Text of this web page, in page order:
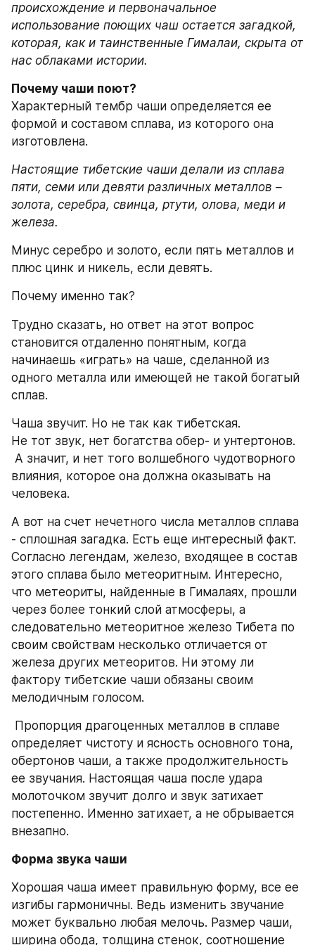
происхождение и первоначальное
использование поющих чаш остается загадкой,
которая, как и таинственные Гималаи, скрыта от
нас облаками истории.
Почему чаши поют?
Характерный тембр чаши определяется ее
формой и составом сплава, из которого она
изготовлена.
Настоящие тибетские чаши делали из сплава
пяти, семи или девяти различных металлов –
золота, серебра, свинца, ртути, олова, меди и
железа.
Минус серебро и золото, если пять металлов и
плюс цинк и никель, если девять.
Почему именно так?
Трудно сказать, но ответ на этот вопрос
становится отдаленно понятным, когда
начинаешь «играть» на чаше, сделанной из
одного металла или имеющей не такой богатый
сплав.
Чаша звучит. Но не так как тибетская.
Не тот звук, нет богатства обер- и унтертонов.
влияния, которое она должна оказывать на
человека.
А вот на счет нечетного числа металлов сплава
- сплошная загадка. Есть еще интересный факт.
Согласно легендам, железо, входящее в состав
этого сплава было метеоритным. Интересно,
что метеориты, найденные в Гималаях, прошли
через более тонкий слой атмосферы, а
следовательно метеоритное железо Тибета по
своим свойствам несколько отличается от
железа других метеоритов. Ни этому ли
фактору тибетские чаши обязаны своим
мелодичным голосом.
определяет чистоту и ясность основного тона,
обертонов чаши, а также продолжительность
ее звучания. Настоящая чаша после удара
молоточком звучит долго и звук затихает
постепенно. Именно затихает, а не обрывается
внезапно.
Форма звука чаши
Хорошая чаша имеет правильную форму, все ее
изгибы гармоничны. Ведь изменить звучание
может буквально любая мелочь. Размер чаши,
ширина обода, толщина стенок, соотношение